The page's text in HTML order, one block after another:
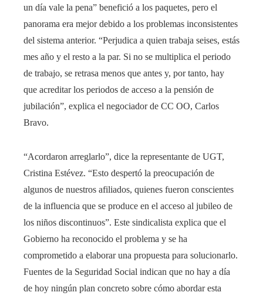
un día vale la pena” benefició a los paquetes, pero el
panorama era mejor debido a los problemas inconsistentes
del sistema anterior. “Perjudica a quien trabaja seises, estás
mes año y el resto a la par. Si no se multiplica el periodo
de trabajo, se retrasa menos que antes y, por tanto, hay
que acreditar los periodos de acceso a la pensión de
jubilación”, explica el negociador de CC OO, Carlos
Bravo.
“Acordaron arreglarlo”, dice la representante de UGT,
Cristina Estévez. “Esto despertó la preocupación de
algunos de nuestros afiliados, quienes fueron conscientes
de la influencia que se produce en el acceso al jubileo de
los niños discontinuos”. Este sindicalista explica que el
Gobierno ha reconocido el problema y se ha
comprometido a elaborar una propuesta para solucionarlo.
Fuentes de la Seguridad Social indican que no hay a día
de hoy ningún plan concreto sobre cómo abordar esta